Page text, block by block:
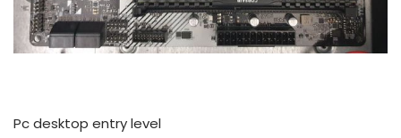
Pc desktop entry level